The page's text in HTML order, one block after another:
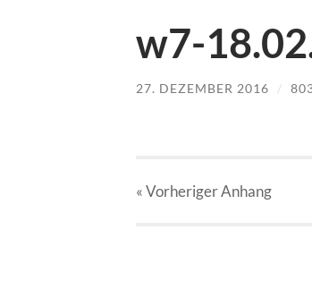
w7-
27. DEZEMBER 2016 /
« VorherigerAnhang